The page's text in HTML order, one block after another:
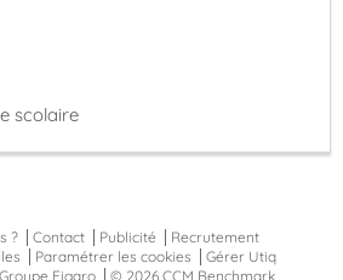
scolaire
?
Contact Publicité
Recrutement
Paramétrer les cookies
Gérer Utiq
Groupe Figaro © 2026 CCM Benchmark